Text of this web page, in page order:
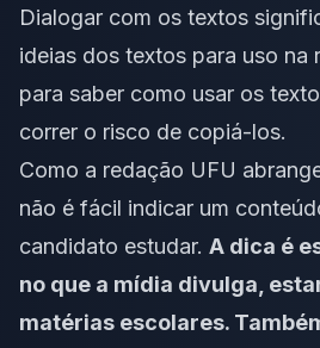
Dialogar com os textos
ideias dos textos para uso na
para saber como usar os
correr o risco de copiá-los.
Como a redação UFU
não é fácil indicar um
candidato estudar. A dica é
no que a mídia divulga,
matérias escolares.